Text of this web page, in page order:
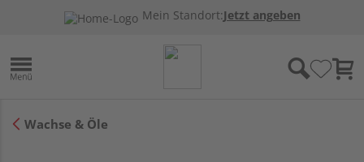
Mein Standort:Jetzt angeben
Wachse & Öle